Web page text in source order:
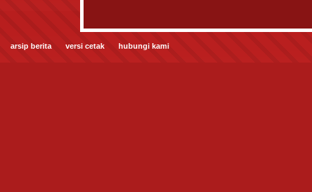
arsip berita versi cetak hubungi kami